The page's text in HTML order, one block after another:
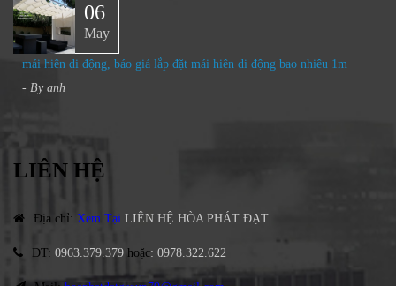
06
May
mái hiên di động, báo giá lắp đặt mái hiên di động bao nhiêu 1m
- By anh
LIÊN HỆ
Địa chỉ: Xem Tại LIÊN HỆ HÒA PHÁT ĐẠT
ĐT: 0963.379.379 hoặc: 0978.322.622